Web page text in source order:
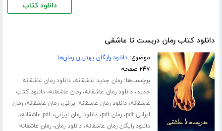
دانلود کتاب
دانلود کتاب رمان دربست تا عاشقی
موضوع:دانلود رایگان بهترین رمان‌ها
۲۴۷ صفحه
برچسب‌ها:رمان جدید عاشقانه،دانلود رمان عاشقانه
جدید،دانلود رمان عاشقانه،رمان عاشقانه،دانلود کتاب
عاشقانه،دانلود رمان عاشقانه ایرانی،رمان عاشقانه،رمان
ایرانی pdf
،رمان pdf ،دانلود رمان ایرانی،pdf عاشقانه ،
دانلود رایگان رمان عاشقانه،دانلود رمان،رمان عاشقانه